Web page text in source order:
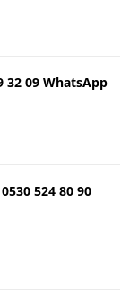
32 09 WhatsApp
524 80 90